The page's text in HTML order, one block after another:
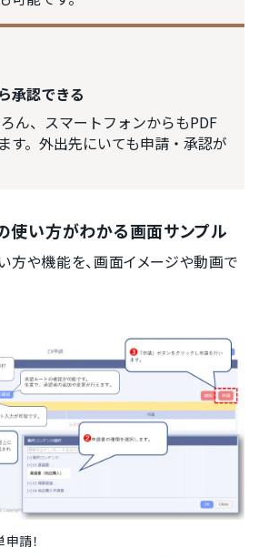
承認できる
ん、スマートフォンからもPDF
す。外出先にいても申請・承認が
使い方がわかる画面サンプル
方や機能を、画面イメージや動画で
請！